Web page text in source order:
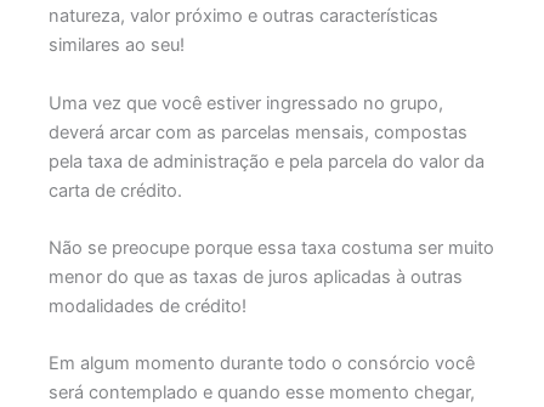
natureza, valor próximo e outras características
similares ao seu!
Uma vez que você estiver ingressado no grupo,
deverá arcar com as parcelas mensais, compostas
pela taxa de administração e pela parcela do valor da
carta de crédito.
Não se preocupe porque essa taxa costuma ser muito
menor do que as taxas de juros aplicadas à outras
modalidades de crédito!
Em algum momento durante todo o consórcio você
será contemplado e quando esse momento chegar,